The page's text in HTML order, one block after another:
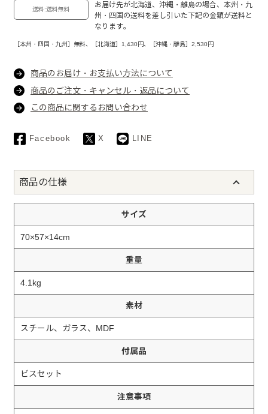
送料:送料無料
お届け先が北海道、沖縄・離島の場合、本州・九
州・四国の送料を差し引いた下記の金額が送料と
なります。
［本州・四国・九州］無料、［北海道］1,430円、［沖縄・離島］2,530円
商品のお届け・お支払い方法について
商品のご注文・キャンセル・返品について
この商品に関するお問い合わせ
Facebook X LINE
商品の仕様
サイズ
70×57×14cm
重量
4.1kg
素材
スチール、ガラス、MDF
付属品
ビスセット
注意事項